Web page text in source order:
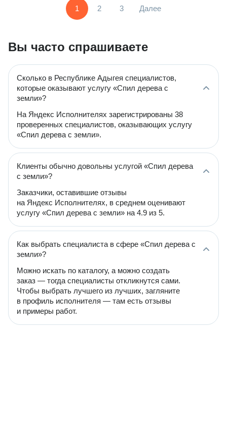
1 2 3 Далее
Вы часто спрашиваете
Сколько в Республике Адыгея специалистов,
которые оказывают услугу «Спил дерева с
земли»?
На Яндекс Исполнителях зарегистрированы 38
проверенных специалистов, оказывающих услугу
«Спил дерева с земли».
Клиенты обычно довольны услугой «Спил дерева
с земли»?
Заказчики, оставившие отзывы
на Яндекс Исполнителях, в среднем оценивают
услугу «Спил дерева с земли» на 4.9 из 5.
Как выбрать специалиста в сфере «Спил дерева с
земли»?
Можно искать по каталогу, а можно создать
заказ — тогда специалисты откликнутся сами.
Чтобы выбрать лучшего из лучших, загляните
в профиль исполнителя — там есть отзывы
и примеры работ.